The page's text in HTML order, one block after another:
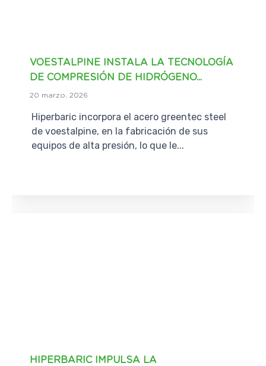
VOESTALPINE INSTALA LA TECNOLOGÍA
DE COMPRESIÓN DE HIDRÓGENO...
20 marzo, 2026
Hiperbaric incorpora el acero greentec steel
de voestalpine, en la fabricación de sus
equipos de alta presión, lo que le...
HIPERBARIC IMPULSA LA